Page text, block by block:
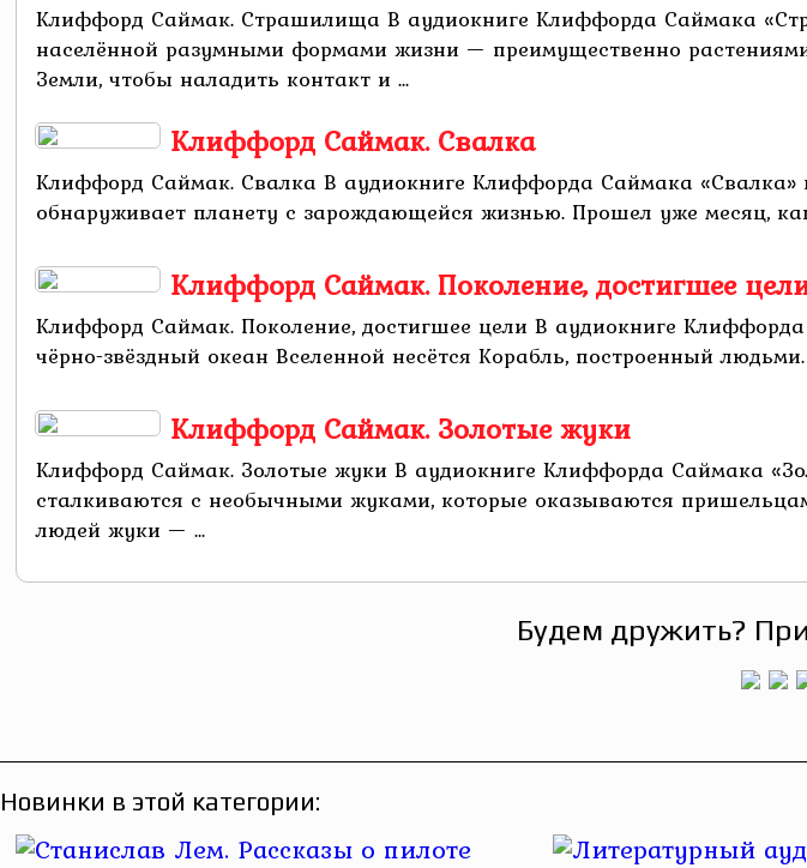
Клиффорд Саймак. Страшилища В аудиокниге Клиффорда Саймака
населённой разумными формами жизни — преимущественно
Земли, чтобы наладить контакт и ...
Клиффорд Саймак. Свалка
Клиффорд Саймак. Свалка В аудиокниге Клиффорда Саймака «Свалка»
обнаруживает планету с зарождающейся жизнью. Прошел уже месяц,
Клиффорд Саймак. Поколение, достигшее
Клиффорд Саймак. Поколение, достигшее цели В аудиокниге
чёрно-звёздный океан Вселенной несётся Корабль, построенный
Клиффорд Саймак. Золотые жуки
Клиффорд Саймак. Золотые жуки В аудиокниге Клиффорда Саймака
сталкиваются с необычными жуками, которые оказываются
людей жуки — ...
Будем дружить?
Новинки в этой категории: